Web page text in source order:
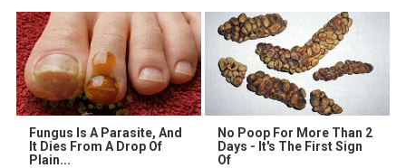
Fungus Is A Parasite, And
It Dies From A Drop Of
Plain...
No Poop For More Than 2
Days - It's The First Sign
Of